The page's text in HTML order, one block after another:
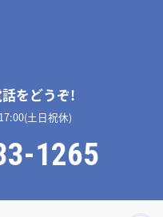
をどうぞ!
土日祝休)
1265